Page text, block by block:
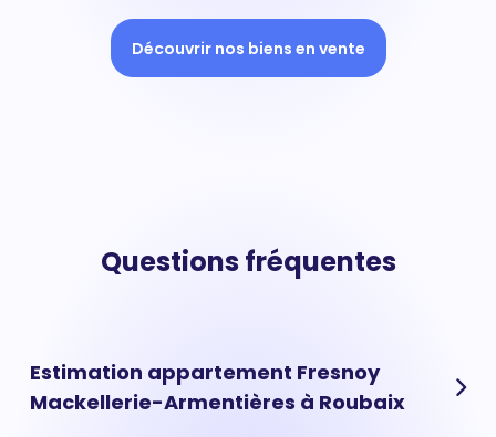
Découvrir nos biens en vente
Questions fréquentes
Estimation appartement Fresnoy
Mackellerie-Armentières à Roubaix